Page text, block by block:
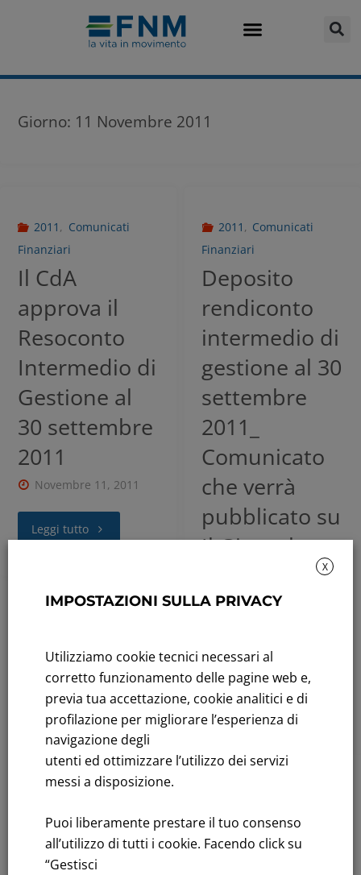
Giorno: 11 Novembre 2011
2011 , Comunicati
Finanziari
Il CdA
approva il
Resoconto
Intermedio di
Gestione al
30 settembre
2011
Novembre 11, 2011
Leggi tutto
2011 , Comunicati
Finanziari
Deposito
rendiconto
intermedio di
gestione al 30
settembre
2011_
Comunicato
che verrà
pubblicato su
Il Giornale
Novembre
Novembre 11, 2011
Leggi tutto
Rendicontazione di sostenibilità
Andamento titolo: Il titolo in Borsa
Bandi di gara: Ultimi bandi
X
IMPOSTAZIONI SULLA PRIVACY
Utilizziamo cookie tecnici necessari al
corretto funzionamento delle pagine web e,
previa tua accettazione, cookie analitici e di
profilazione per migliorare l’esperienza di
navigazione degli
utenti ed ottimizzare l’utilizzo dei servizi
messi a disposizione.
Puoi liberamente prestare il tuo consenso
all’utilizzo di tutti i cookie. Facendo click su
“Gestisci